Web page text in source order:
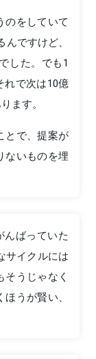
のをしていて
ですけど、
した。でも1
れで次は10億
ます。
とで、提案が
ないものを埋
んばっていた
サイクルには
うじゃなく
うが賢い、